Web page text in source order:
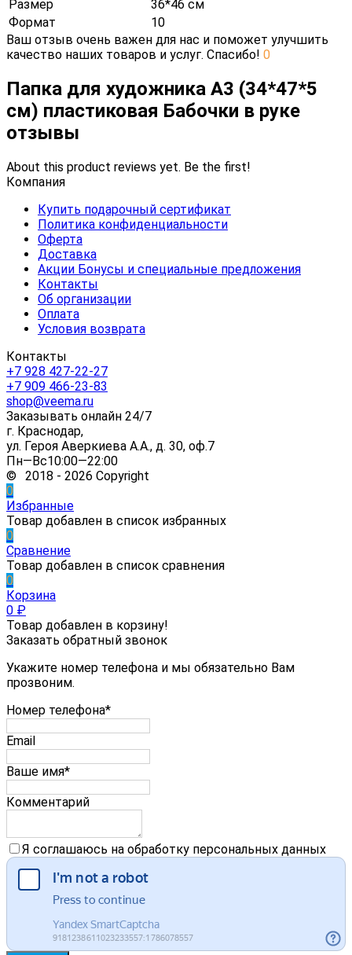
Размер
36*46 см
Формат
10
Ваш отзыв очень важен для нас и поможет улучшить
качество наших товаров и услуг. Спасибо! 0
Папка для художника А3 (34*47*5
см) пластиковая Бабочки в руке
отзывы
About this product reviews yet. Be the first!
Компания
Купить подарочный сертификат
Политика конфиденциальности
Оферта
Доставка
Акции Бонусы и специальные предложения
Контакты
Об организации
Оплата
Условия возврата
Контакты
+7 928 427-22-27
+7 909 466-23-83
shop@veema.ru
Заказывать онлайн 24/7
г. Краснодар,
ул. Героя Аверкиева А.А., д. 30, оф.7
Пн—Вс10:00—22:00
© 2018 - 2026 Copyright
0
Избранные
Товар добавлен в список избранных
0
Сравнение
Товар добавлен в список сравнения
0
Корзина
0 ₽
Товар добавлен в корзину!
Заказать обратный звонок
Укажите номер телефона и мы обязательно Вам
прозвоним.
Номер телефона*
Email
Ваше имя*
Комментарий
Я соглашаюсь на обработку персональных данных